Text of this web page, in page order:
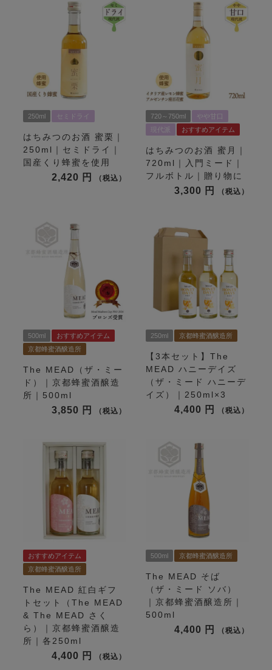
250ml セミドライ
はちみつのお酒 蜜栗｜
250ml｜セミドライ｜
国産くり蜂蜜を使用
2,420 税込
720～750ml
やや甘口
現代派
おすすめアイテム
はちみつのお酒 蜜月｜
720ml｜入門ミード｜
フルボトル｜贈り物に
3,300 税込
500ml
おすすめアイテム
京都蜂蜜酒醸造所
The MEAD（ザ・ミー
ド）｜京都蜂蜜酒醸造
所｜500ml
3,850 税込
250ml 京都蜂蜜酒醸造所
【3本セット】The
MEAD ハニーデイズ
（ザ・ミード ハニーデ
イズ）｜250ml×3
4,400 税込
おすすめアイテム
京都蜂蜜酒醸造所
The MEAD 紅白ギフ
トセット（The MEAD
& The MEAD さく
ら）｜京都蜂蜜酒醸造
所｜各250ml
4,400 税込
500ml 京都蜂蜜酒醸造所
The MEAD そば
（ザ・ミード ソバ）
｜京都蜂蜜酒醸造所｜
500ml
4,400 税込